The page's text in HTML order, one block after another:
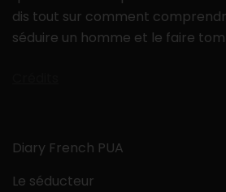
dis tout sur comment
séduire un homme et le faire
Diary French PUA
Le séducteur